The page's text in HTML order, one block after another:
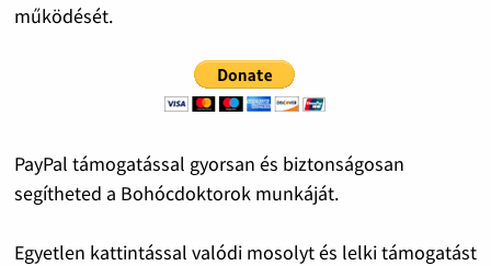
működését.
PayPal támogatással gyorsan és biztonságosan
segítheted a Bohócdoktorok munkáját.
Egyetlen kattintással valódi mosolyt és lelki támogatást